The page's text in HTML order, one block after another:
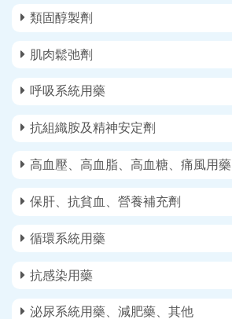
類固醇製劑
肌肉鬆弛劑
呼吸系統用藥
抗組織胺及精神安定劑
高血壓、高血脂、高血糖、痛風用藥
保肝、抗貧血、營養補充劑
循環系統用藥
抗感染用藥
泌尿系統用藥、減肥藥、其他